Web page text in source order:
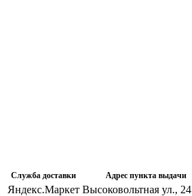
Служба доставки Адрес пункта выдачи
Яндекс.Маркет Высоковольтная ул., 24